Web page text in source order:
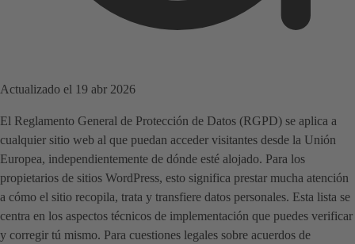
Actualizado el 19 abr 2026
El Reglamento General de Protección de Datos (RGPD) se aplica a
cualquier sitio web al que puedan acceder visitantes desde la Unión
Europea, independientemente de dónde esté alojado. Para los
propietarios de sitios WordPress, esto significa prestar mucha atención
a cómo el sitio recopila, trata y transfiere datos personales. Esta lista se
centra en los aspectos técnicos de implementación que puedes verificar
y corregir tú mismo. Para cuestiones legales sobre acuerdos de